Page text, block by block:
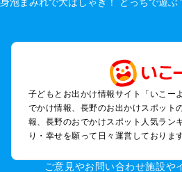
伊那・駒ヶ根・飯田・昼神（伊那路
蓼科・白樺湖・車山・女神湖・姫木
安曇野・大町のプールお出かけ
白馬・小谷のプールお出かけ
八ヶ岳・野辺山・富士見・原村・小
木曽路・木曽周辺のプールお出かけ
飯山・斑尾・信濃町・黒姫のプール
子どもとお出かけ情報サイト「いこー
でかけ情報、長野のお出かけスポット
報、長野のおでかけスポット人気ラン
り・幸せを願って日々運営しております
ご意見やお問い合わせ施設や